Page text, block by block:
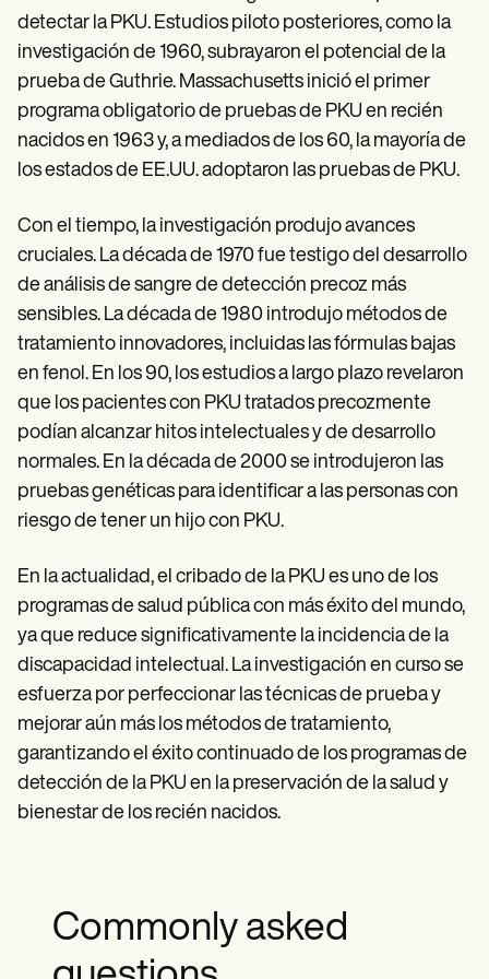
detectar la PKU. Estudios piloto posteriores, como la
investigación de 1960, subrayaron el potencial de la
prueba de Guthrie. Massachusetts inició el primer
programa obligatorio de pruebas de PKU en recién
nacidos en 1963 y, a mediados de los 60, la mayoría de
los estados de EE.UU. adoptaron las pruebas de PKU.
Con el tiempo, la investigación produjo avances
cruciales. La década de 1970 fue testigo del desarrollo
de análisis de sangre de detección precoz más
sensibles. La década de 1980 introdujo métodos de
tratamiento innovadores, incluidas las fórmulas bajas
en fenol. En los 90, los estudios a largo plazo revelaron
que los pacientes con PKU tratados precozmente
podían alcanzar hitos intelectuales y de desarrollo
normales. En la década de 2000 se introdujeron las
pruebas genéticas para identificar a las personas con
riesgo de tener un hijo con PKU.
En la actualidad, el cribado de la PKU es uno de los
programas de salud pública con más éxito del mundo,
ya que reduce significativamente la incidencia de la
discapacidad intelectual. La investigación en curso se
esfuerza por perfeccionar las técnicas de prueba y
mejorar aún más los métodos de tratamiento,
garantizando el éxito continuado de los programas de
detección de la PKU en la preservación de la salud y
bienestar de los recién nacidos.
Commonly asked